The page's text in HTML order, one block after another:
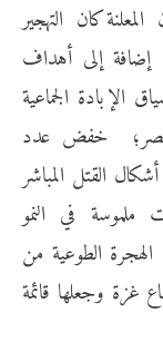
كان التهجير
إضافة إلى أهداف
الجماعية
خفض عدد
القتل المباشر
ملموسة في النمو
الطوعية من
غزة وجعلها قائمة